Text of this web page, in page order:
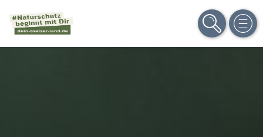
SUCHE MENÜ